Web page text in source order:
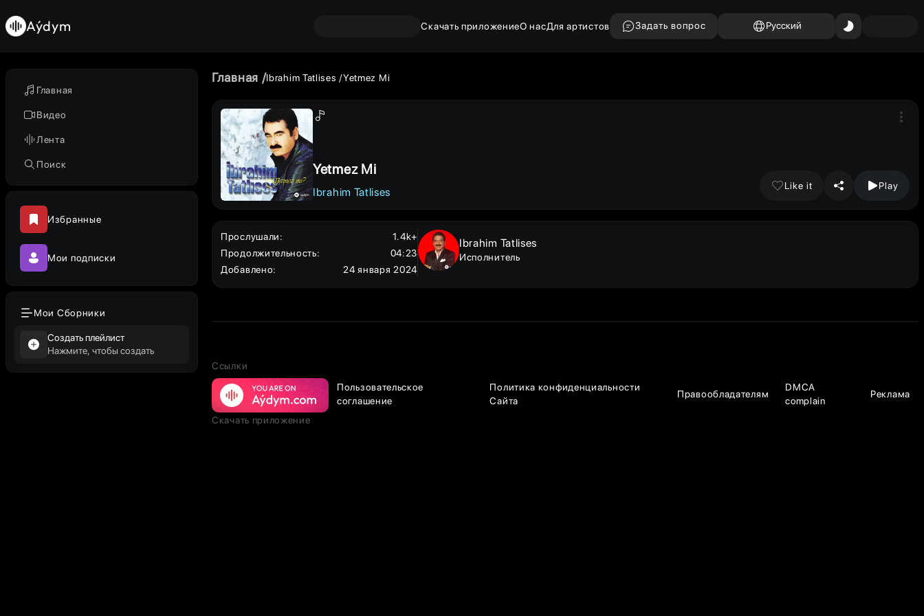
Главная
Видео
Лента
Поиск
Избранные
Мои подписки
Мои Сборники
Создать плейлист
Нажмите, чтобы создать
Aýdym Скачать приложениеО насДля артистов Задать вопрос Русский
Главная Ibrahim Tatlises Yetmez Mi
Yetmez Mi
Ibrahim Tatlises
Like it Play
Прослушали:
1.4k+
Продолжительность:
04:23
Добавлено: 24 января 2024
Ibrahim Tatlises
Исполнитель
Ссылки
Пользовательское
соглашение
Политика конфиденциальности
Сайта
Правообладателям
DMCA
complain
Реклама
Скачать приложение